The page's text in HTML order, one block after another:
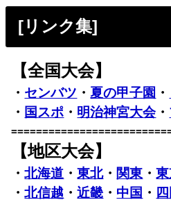
[リンク集]
【全国大会】
・ センバツ ・ 夏の甲子園 ・
・ 国スポ ・ 明治神宮大会・
【地区大会】
・北海道 ・東北・ 関東・
・北信越 ・近畿 ・ 中国 ・